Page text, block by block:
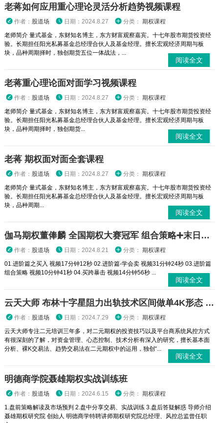
老蒋如何应用重心理论灵活分析趋势视频课程
作者： 股道场 日期：2024.8.27 分类： 期权课程
老师简介 量式基金，东财知名博主，东方财富观察嘉宾。十七年股市期货投资经
验。长期担任阳光私募基金总经理合伙人及基金经理。擅长宏观经济周期与板
块，品种周期择时，独创期货五位一体战法，...
阅读全文
老蒋重心理论面对面学习视频课程
作者： 股道场 日期：2024.8.27 分类： 期权课程
老师简介 量式基金，东财知名博主，东方财富观察嘉宾。十七年股市期货投资经
验。长期担任阳光私募基金总经理合伙人及基金经理。擅长宏观经济周期与板
块，品种周期择时，独创期货...
阅读全文
老蒋 期权面对面全套课程
作者： 股道场 日期：2024.8.27 分类： 期权课程
老师简介 量式基金，东财知名博主，东方财富观察嘉宾。十七年股市期货投资经
验。长期担任阳光私募基金总经理合伙人及基金经理。擅长宏观经济周期与板
块，品种周期...
阅读全文
伽马期权董俸麟 全国期权大赛冠军 组合策略➕末日轮视频课程
作者： 股道场 日期：2024.8.21 分类： 期权课程
01.进阶篇之买入 视频17分钟12秒 02.进阶篇-学会卖 视频31分钟24秒 03.进阶篇
组合策略 视频10分钟41秒 04.买跨暴击 视频14分钟56秒 ...
阅读全文
云天大师 布林十字星阻力出轨技术区间做单4K形态 二元期权外汇实战培训视频课程
作者： 股道场 日期：2024.7.29 分类： 期权课程
云天大师专注二元培训三年多，对二元期权的投资技巧以及平台商系统风控方式
有很深刻的了解，对资金管理、心态控制、技术分析有深入的研究，擅长基本面
分析、裸K交易法、趋势交易法在二元期权中的运用，独创“...
阅读全文
明德商学院聂雄期权实战训练班
作者： 股道场 日期：2024.6.15 分类： 期权课程
1.盘前策略解读及市场预判 2.盘中分享交易、实战训练 3.盘后答疑解惑 导师介绍
聂雄期权研究院 创始人 明德商学特聘讲师期权研究院总经理、风控总监曾任职